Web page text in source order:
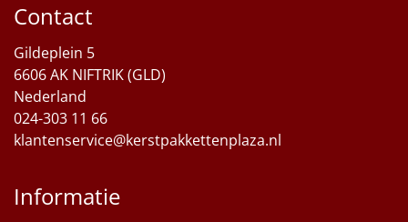
Contact
Gildeplein 5
6606 AK NIFTRIK (GLD)
Nederland
024-303 11 66
klantenservice@kerstpakkettenplaza.nl
Informatie